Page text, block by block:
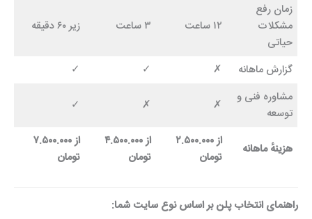
زمان رفع
مشکلات
حیاتی
۱۲ ساعت ۳ ساعت زیر ۶۰ دقیقه
گزارش ماهانه ✗
✓
✓
مشاوره فنی و
توسعه
✗
✗
✓
هزینهٔ ماهانه
از ۲.۵۰۰.۰۰۰
تومان
از ۴.۵۰۰.۰۰۰
تومان
از ۷.۵۰۰.۰۰۰
تومان
راهنمای انتخاب پلن بر اساس نوع سایت شما: